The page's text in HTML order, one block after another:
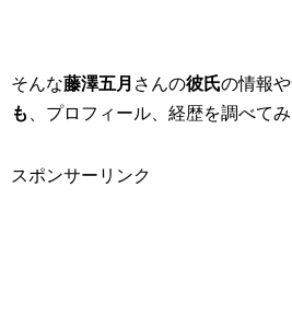
そんな藤澤五月 さんの彼氏の情報
も
、プロフィール、経歴を調べてみ
スポンサーリンク